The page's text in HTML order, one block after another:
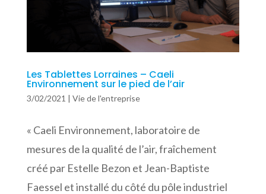
Les Tablettes Lorraines – Caeli
Environnement sur le pied de l’air
3/02/2021 | Vie de l'entreprise
« Caeli Environnement, laboratoire de
mesures de la qualité de l’air, fraîchement
créé par Estelle Bezon et Jean-Baptiste
Faessel et installé du côté du pôle industriel